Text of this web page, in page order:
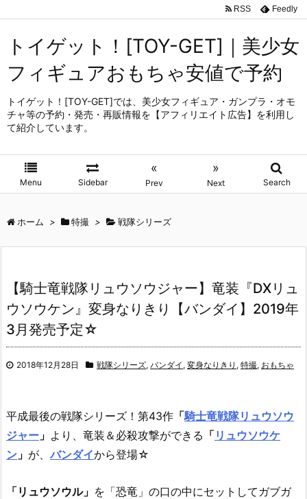
トイゲット！[TOY-GET]｜美少女
フィギュアおもちゃ安値で予約
トイゲット！[TOY-GET]では、美少女フィギュア・ガンプラ・オモ
チャ等の予約・発売・再販情報を【アフィリエイト広告】を利用し
て紹介しています。
Menu Sidebar
«
Prev
»
Next Search
RSS Feedly
ホーム > 特撮 > 戦隊シリーズ
【騎士竜戦隊リュウソウジャー】竜装『DXリュ
ウソウケン』変身なりきり【バンダイ】2019年
3月発売予定☆
2018年12月28日 戦隊シリーズ, バンダイ , 変身なりきり , 特撮, おもちゃ
平成最後の戦隊シリーズ！第43作 「騎士竜戦隊リュウソウ
ジャー 」 より、 竜装＆必殺攻撃ができる 「 リュウソウケ
ン 」 が、バンダイから登場☆
「リュウソウル」 を「恐竜」の口の中にセットしてガブガ